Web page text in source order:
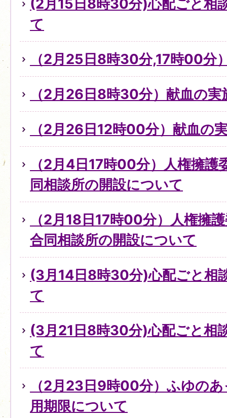
(2月15日8時30分)心配ごと相
て
（2月25日8時30分,17時00分
（2月26日8時30分）献血の
（2月26日12時00分）献血の
（2月4日17時00分）人権擁護
同相談所の開設について
（2月18日17時00分）人権擁
合同相談所の開設について
(3月14日8時30分)心配ごと相
て
(3月21日8時30分)心配ごと相
て
（2月23日9時00分）ふゆの
用期限について